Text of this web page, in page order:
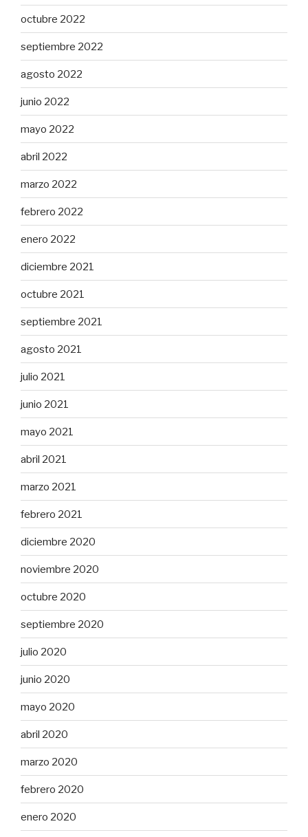
octubre 2022
septiembre 2022
agosto 2022
junio 2022
mayo 2022
abril 2022
marzo 2022
febrero 2022
enero 2022
diciembre 2021
octubre 2021
septiembre 2021
agosto 2021
julio 2021
junio 2021
mayo 2021
abril 2021
marzo 2021
febrero 2021
diciembre 2020
noviembre 2020
octubre 2020
septiembre 2020
julio 2020
junio 2020
mayo 2020
abril 2020
marzo 2020
febrero 2020
enero 2020